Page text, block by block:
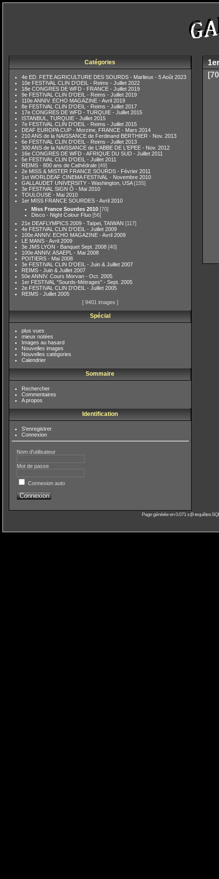
Catégories
4e ED. FETE AGRICULTURE DES SOURDS - Marlieux - 5 Août 2023
10e FESTIVAL CLIN D'OEIL - Reims - Juillet 2022
18e CONGRES DE WFD - FRANCE - Juillet 2019
9e FESTIVAL CLIN D'OEIL - Reims - Juillet 2019
110e ANNIV. ECHO MAGAZINE - Avril 2019
8e FESTIVAL CLIN D'OEIL - Reims - Juillet 2017
17e CONGRES DE WFD - TURQUIE - Juillet 2015
ISTANBUL, TURQUIE - Juillet 2015
7e FESTIVAL CLIN D'OEIL - Reims - Juillet 2015
DEAF EUROPA CUP - Morzine, FRANCE - Mars 2014
210 ANS de la NAISSANCE de Ferdinand BERTHIER - Nov. 2013
6e FESTIVAL CLIN D'OEIL - Reims - Juillet 2013
300 ANS de la NAISSANCE de L'ABBE DE L'EPEE - Nov. 2012
16e CONGRES DE WFD - AFRIQUE DU SUD - Juillet 2011
5e FESTIVAL CLIN D'OEIL - Juillet 2011
REIMS - 800 ans de Cathédrale [49]
2e MISS & MISTER FRANCE SOURDS - Février 2011
1st WORLDEAF CINEMA FESTIVAL - Novembre 2010
GALLAUDET UNIVERSITY - Washington, USA[155]
3e FESTIVAL SIGN Ô - Mai 2010
TOULOUSE - Mai 2010
1er MISS FRANCE SOURDES - Avril 2010
Miss France Sourdes 2010 [70]
Disco - Night Colour Fluo [56]
21e DEAFLYMPICS 2009 - Taïpei, TAIWAN [117]
4e FESTIVAL CLIN D'OEIL - Juillet 2009
100e ANNIV. ECHO MAGAZINE - Avril 2009
LE MANS - Avril 2009
3e JMS LYON - Banquet Sept. 2008 [40]
100e ANNIV. ASAEPL - Mai 2008
POITIERS - Mai 2008
3e FESTIVAL CLIN D'OEIL - Juin & Juillet 2007
REIMS - Juin & Juillet 2007
50e ANNIV. Cours Morvan - Oct. 2005
1er FESTIVAL "Sourds-Métrages" - Sept. 2005
2e FESTIVAL CLIN D'OEIL - Juillet 2005
REIMS - Juillet 2005
[ 9401 images ]
Spécial
plus vues
mieux notées
Images au hasard
Nouvelles images
Nouvelles catégories
Calendrier
Sommaire
Rechercher
Commentaires
A propos
Identification
S'enregistrer
Connexion
Nom d'utilisateur
Mot de passe
Connexion auto
Page générée en 0.071 s (8 requêtes